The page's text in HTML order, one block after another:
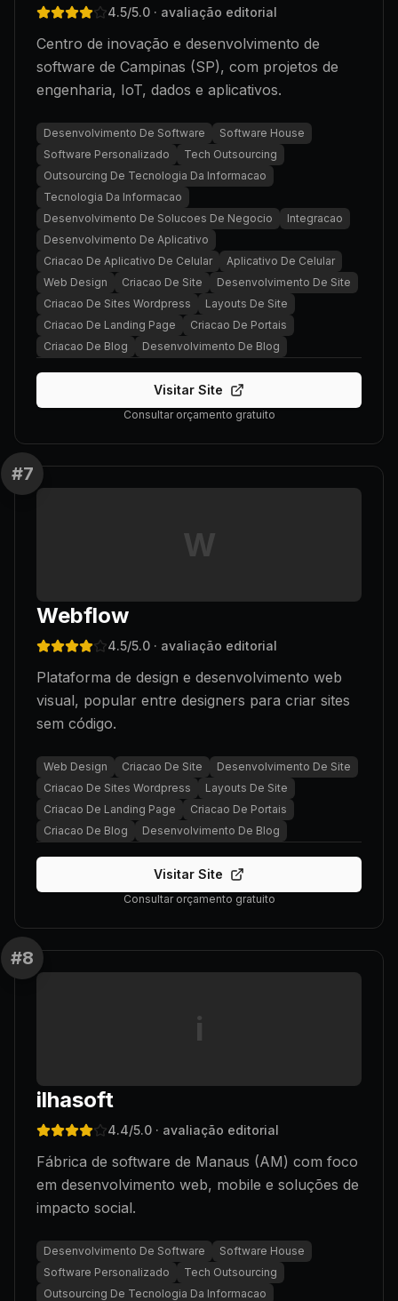
4.5/5.0 · avaliação editorial
Centro de inovação e desenvolvimento de
software de Campinas (SP), com projetos de
engenharia, IoT, dados e aplicativos.
Desenvolvimento De Software
Software House
Software Personalizado
Tech Outsourcing
Outsourcing De Tecnologia Da Informacao
Tecnologia Da Informacao
Desenvolvimento De Solucoes De Negocio
Integracao
Desenvolvimento De Aplicativo
Criacao De Aplicativo De Celular
Aplicativo De Celular
Web Design
Criacao De Site
Desenvolvimento De Site
Criacao De Sites Wordpress
Layouts De Site
Criacao De Landing Page
Criacao De Portais
Criacao De Blog
Desenvolvimento De Blog
Visitar Site
Consultar orçamento gratuito
#7
W
Webflow
4.5/5.0 · avaliação editorial
Plataforma de design e desenvolvimento web
visual, popular entre designers para criar sites
sem código.
Web Design Criacao De Site
Desenvolvimento De Site
Criacao De Sites Wordpress
Layouts De Site
Criacao De Landing Page
Criacao De Portais
Criacao De Blog
Desenvolvimento De Blog
Visitar Site
Consultar orçamento gratuito
#8
i
ilhasoft
4.4/5.0 · avaliação editorial
Fábrica de software de Manaus (AM) com foco
em desenvolvimento web, mobile e soluções de
impacto social.
Desenvolvimento De Software
Software House
Software Personalizado
Tech Outsourcing
Outsourcing De Tecnologia Da Informacao